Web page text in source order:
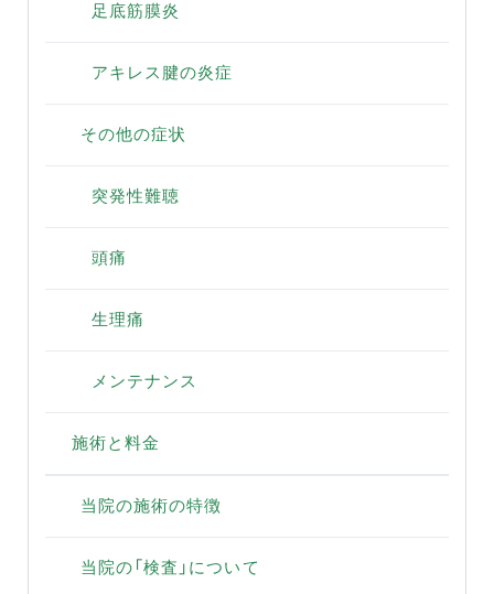
足底筋膜炎
アキレス腱の炎症
その他の症状
突発性難聴
頭痛
生理痛
メンテナンス
施術と料金
当院の施術の特徴
当院の「検査」について